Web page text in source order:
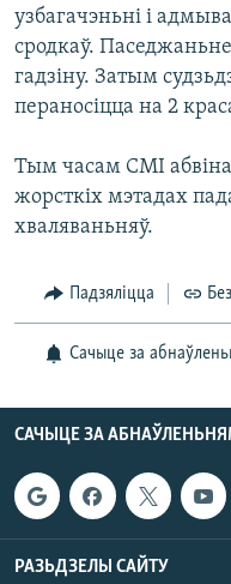
ПАЛІТВЯЗЬНІ
КУЛЬТУРА
КАЛЯНДАР
PREMIUM
МОВА
НА ХВАЛЯХ СВАБОДЫ
Усе сайты РС/РСЭ
узбагачэньні і
сродкаў.
гадзіну. Затым
пераносіцца на 2
Тым часам СМІ
жорсткіх мэтадах
хваляваньняў.
Падзяліцца
Сачыце за
САЧЫЦЕ ЗА
РАЗЬДЗЕЛЫ САЙТУ